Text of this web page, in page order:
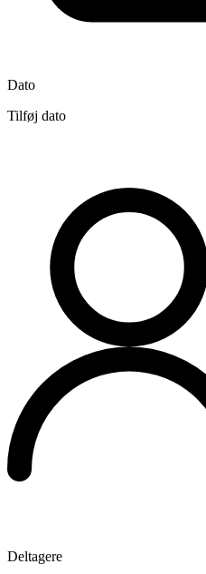
Dato
Tilføj dato
Deltagere